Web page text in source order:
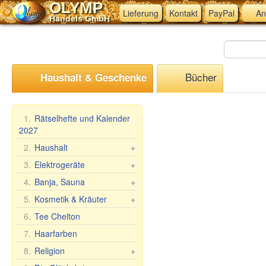
OLYMP
Handels GmbH Lieferung Kontakt PayPal
Haushalt & Geschenke Bücher
1. Rätselhefte und Kalender
2027
+
2. Haushalt
Mangal, Grills
Spieße
Dampfkocher
Haushaltswaren
Waschen und Reinigen
Teig- &
Maultaschenformen &
+
3. Elektrogeräte
Küchen-Elektrogeräte
Andere Elektrogeräte
+
4. Banja, Sauna
Saunareisig
Saunabekleidung
Saunazubehör
Kosmetik
Sauna/Badewanne
+
5. Kosmetik & Kräuter
Geschenk-Sets
Babuschka Agafia
Repejnik (Klette)
Pferdelinie
6. Tee Chelton
7. Haarfarben
+
8. Religion